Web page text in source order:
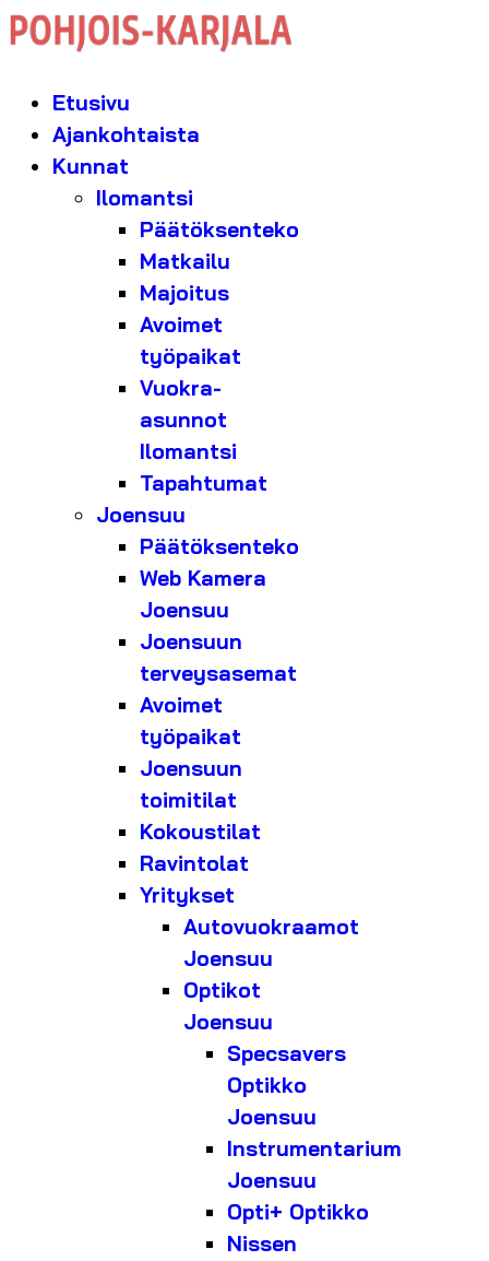
Etusivu
Ajankohtaista
Kunnat
Ilomantsi
Päätöksenteko
Matkailu
Majoitus
Avoimet
työpaikat
Vuokra-
asunnot
Ilomantsi
Tapahtumat
Joensuu
Päätöksenteko
Web Kamera
Joensuu
Joensuun
terveysasemat
Avoimet
työpaikat
Joensuun
toimitilat
Kokoustilat
Ravintolat
Yritykset
Autovuokraamot
Joensuu
Optikot
Joensuu
Specsavers
Optikko
Joensuu
Instrumentarium
Joensuu
Opti+ Optikko
Nissen